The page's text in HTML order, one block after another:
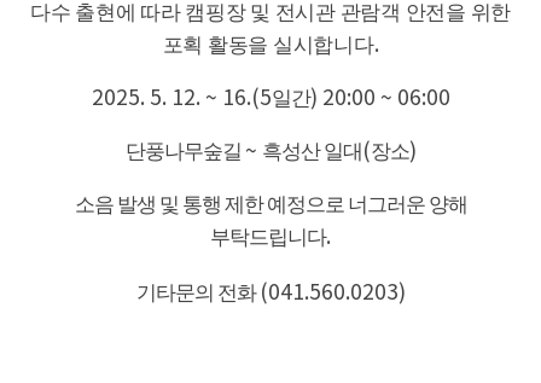
다수 출현에 따라 캠핑장 및 전시관 관람객 안전을 위한
포획 활동을 실시합니다.
2025. 5. 12. ~ 16.(5일간) 20:00 ~ 06:00
단풍나무숲길 ~ 흑성산 일대 (장소)
소음 발생 및 통행 제한 예정으로 너그러운 양해
부탁드립니다.
기타문의 전화 (041.560.0203)